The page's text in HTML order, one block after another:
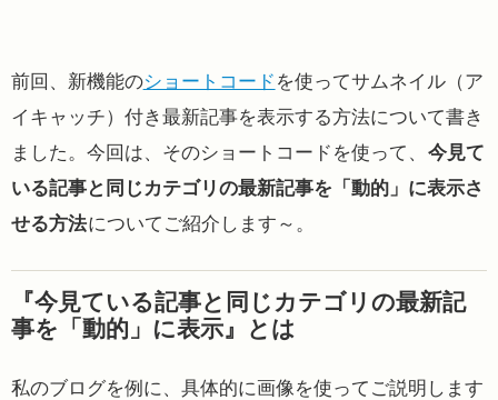
前回、新機能のショートコード を使ってサムネイル（ア
イキャッチ）付き最新記事を表示する方法について書き
ました。今回は、そのショートコードを使って、 今見て
いる記事と同じカテゴリの最新記事を「動的」に表示さ
せる方法についてご紹介します～。
『今見ている記事と同じカテゴリの最新記
事を「動的」に表示』とは
私のブログを例に、具体的に画像を使ってご説明します